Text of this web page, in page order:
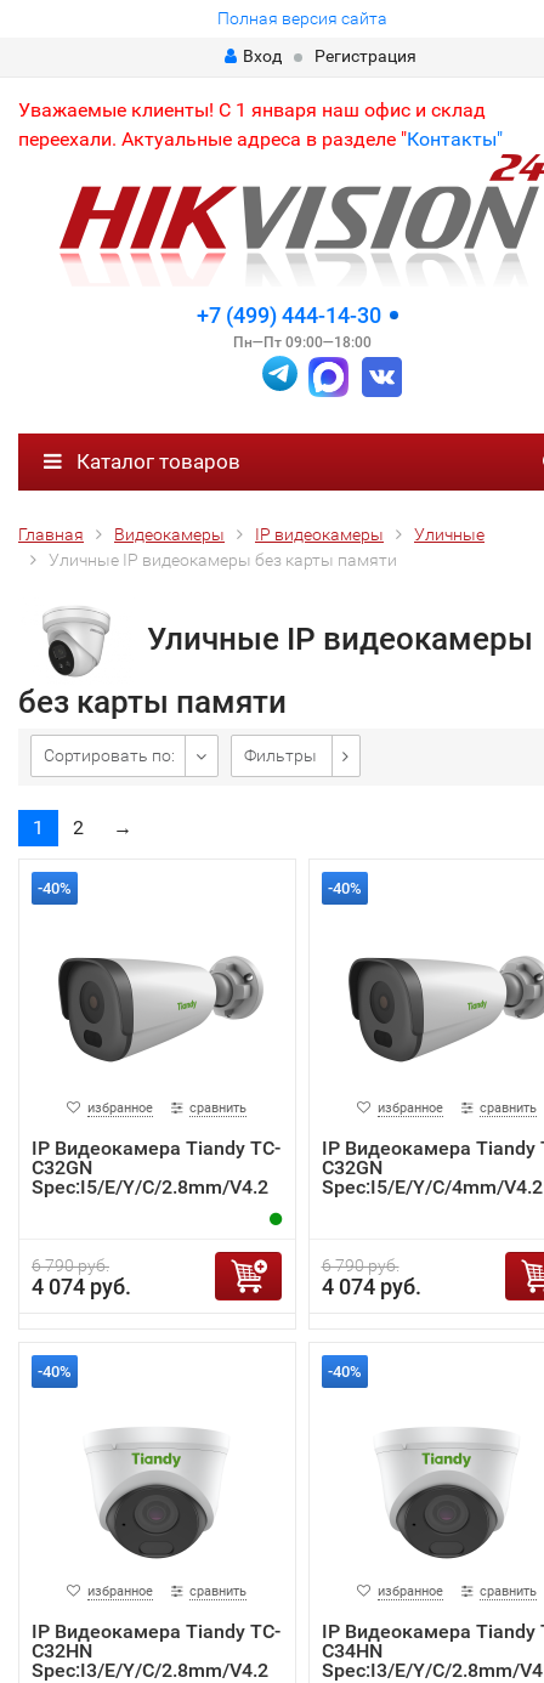
Полная версия сайта
Вход
Регистрация
Уважаемые клиенты! С 1 января наш офис и склад
переехали. Актуальные адреса в разделе "Контакты"
+7 (499) 444-14-30
Пн—Пт 09:00—18:00
Каталог товаров
Главная Видеокамеры IP видеокамеры
Уличные
Уличные IP видеокамеры без карты памяти
Уличные IP видеокамеры
без карты памяти
Сортировать по: Фильтры
1 2 →
-40%
избранное сравнить
IP Видеокамера Tiandy TC-
C32GN
Spec:I5/E/Y/C/2.8mm/V4.2
6 790 руб.
4 074 руб.
-40%
избранное сравнить
IP Видеокамера Tiandy
C32GN
Spec:I5/E/Y/C/4mm/V4.2
6 790 руб.
4 074 руб.
-40%
избранное сравнить
IP Видеокамера Tiandy TC-
C32HN
Spec:I3/E/Y/C/2.8mm/V4.2
-40%
избранное сравнить
IP Видеокамера Tiandy
C34HN
Spec:I3/E/Y/C/2.8mm/